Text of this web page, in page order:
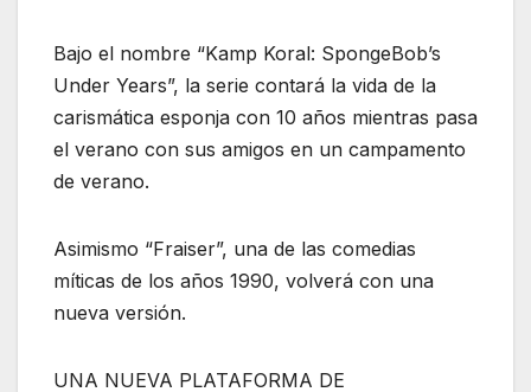
Bajo el nombre “Kamp Koral: SpongeBob’s
Under Years”, la serie contará la vida de la
carismática esponja con 10 años mientras pasa
el verano con sus amigos en un campamento
de verano.
Asimismo “Fraiser”, una de las comedias
míticas de los años 1990, volverá con una
nueva versión.
UNA NUEVA PLATAFORMA DE